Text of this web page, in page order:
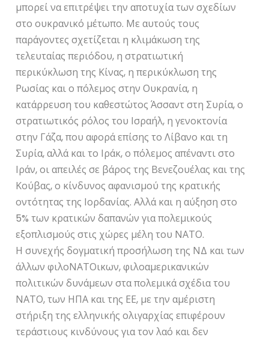
μπορεί να επιτρέψει την αποτυχία των σχεδίων
στο ουκρανικό μέτωπο. Με αυτούς τους
παράγοντες σχετίζεται η κλιμάκωση της
τελευταίας περιόδου, η στρατιωτική
περικύκλωση της Κίνας, η περικύκλωση της
Ρωσίας και ο πόλεμος στην Ουκρανία, η
κατάρρευση του καθεστώτος Άσσαντ στη Συρία, ο
στρατιωτικός ρόλος του Ισραήλ, η γενοκτονία
στην Γάζα, που αφορά επίσης το Λίβανο και τη
Συρία, αλλά και το Ιράκ, ο πόλεμος απέναντι στο
Ιράν, οι απειλές σε βάρος της Βενεζουέλας και της
Κούβας, ο κίνδυνος αφανισμού της κρατικής
οντότητας της Ιορδανίας. Αλλά και η αύξηση στο
5% των κρατικών δαπανών για πολεμικούς
εξοπλισμούς στις χώρες μέλη του ΝΑΤΟ.
Η συνεχής δογματική προσήλωση της ΝΔ και των
άλλων φιλοΝΑΤΟικων, φιλοαμερικανικών
πολιτικών δυνάμεων στα πολεμικά σχέδια του
ΝΑΤΟ, των ΗΠΑ και της ΕΕ, με την αμέριστη
στήριξη της ελληνικής ολιγαρχίας επιφέρουν
τεράστιους κινδύνους για τον λαό και δεν